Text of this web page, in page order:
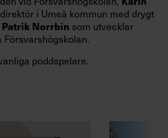
i Umeå kommun med drygt
Patrik Norrbin som utvecklar
poddspelare.